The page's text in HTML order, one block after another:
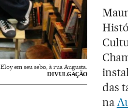
Eloy em seu sebo, à rua Augusta.
DIVULGAÇÃO
das
na